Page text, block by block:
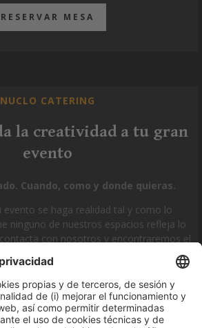
RESERVAR MESA
NUCLO CATERING
la creatividad a tu gran
evento
Cuando, como y donde quieras.
evento se haga realidad tal y como lo
ninguno de nuestros espacios refleja lo
con nosotros y encontraremos el
se adapte a tus necesidades.
CONTRÁTANOS